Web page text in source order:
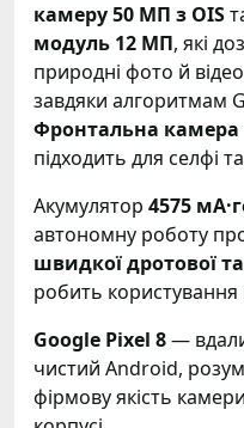
камеру 50 МП з OIS
модуль 12 МП, які
природні фото й
завдяки алгоритмам
Фронтальна камера
підходить для селфі
Акумулятор 4575
автономну роботу
швидкої дротової
робить
Google Pixel 8—
чистий Android,
фірмову якість